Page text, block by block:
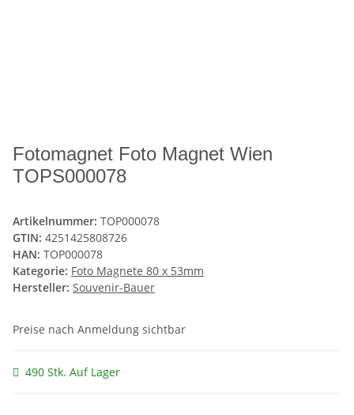
Fotomagnet Foto Magnet Wien
TOPS000078
Artikelnummer: TOP000078
GTIN: 4251425808726
HAN: TOP000078
Kategorie: Foto Magnete 80 x 53mm
Hersteller: Souvenir-Bauer
Preise nach Anmeldung sichtbar
490 Stk. Auf Lager